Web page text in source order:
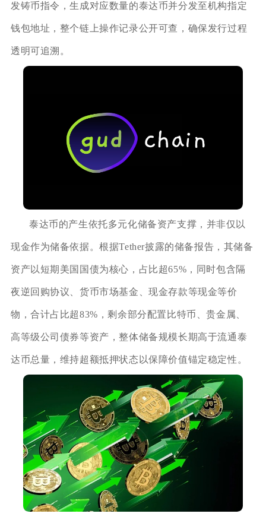
发铸币指令，生成对应数量的泰达币并分发至机构指定
钱包地址，整个链上操作记录公开可查，确保发行过程
透明可追溯。
泰达币的产生依托多元化储备资产支撑，并非仅以
现金作为储备依据。根据Tether披露的储备报告，其储备
资产以短期美国国债为核心，占比超65%，同时包含隔
夜逆回购协议、货币市场基金、现金存款等现金等价
物，合计占比超83%，剩余部分配置比特币、贵金属、
高等级公司债券等资产，整体储备规模长期高于流通泰
达币总量，维持超额抵押状态以保障价值锚定稳定性。